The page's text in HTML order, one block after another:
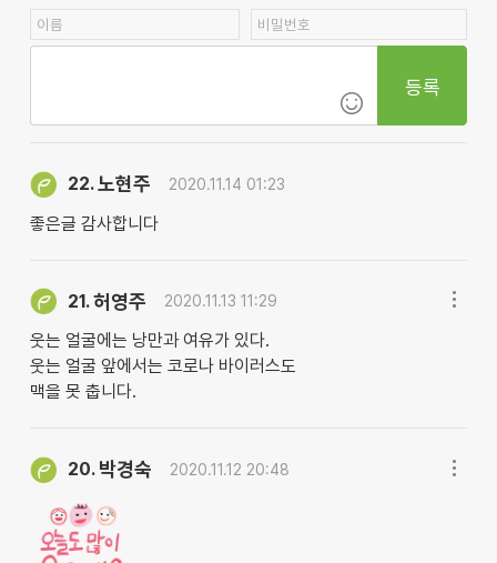
등록
22.노현주 2020.11.14 01:23
좋은글 감사합니다
21.허영주 2020.11.13 11:29
웃는 얼굴에는 낭만과 여유가 있다.
웃는 얼굴 앞에서는 코로나 바이러스도
맥을 못 춥니다.
20. 박경숙 2020.11.12 20:48